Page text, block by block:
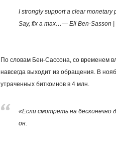
I strongly support a clear monetary
Say, fix a max…— Eli Ben-Sasson |
По словам Бен-Сассона, со временем
навсегда выходит из обращения. В
утраченных биткоинов в 4 млн.
«Если смотреть на бесконечно
он.